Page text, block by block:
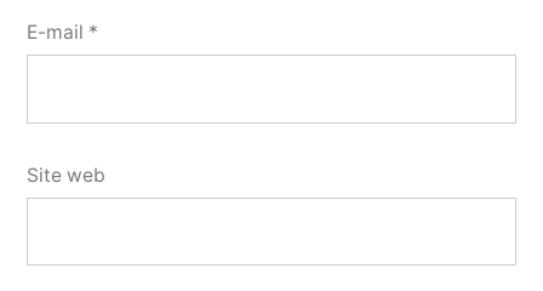
E-mail *
Site web